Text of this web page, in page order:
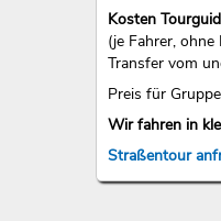
Kosten
(je Fahrer,
Transfer vom
Preis für
Wir fahren in
Straßentour